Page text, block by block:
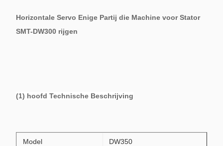
Horizontale Servo Enige Partij die Machine voor Stator
SMT-DW300 rijgen
(1) hoofd Technische Beschrijving
Model DW350